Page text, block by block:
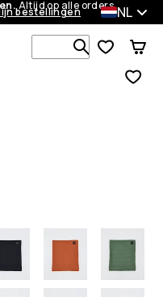
Altijd op alle orders.
bestellingen NL
Zoek in 1